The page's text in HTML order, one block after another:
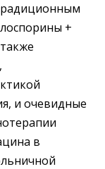
+
и очевидные
в